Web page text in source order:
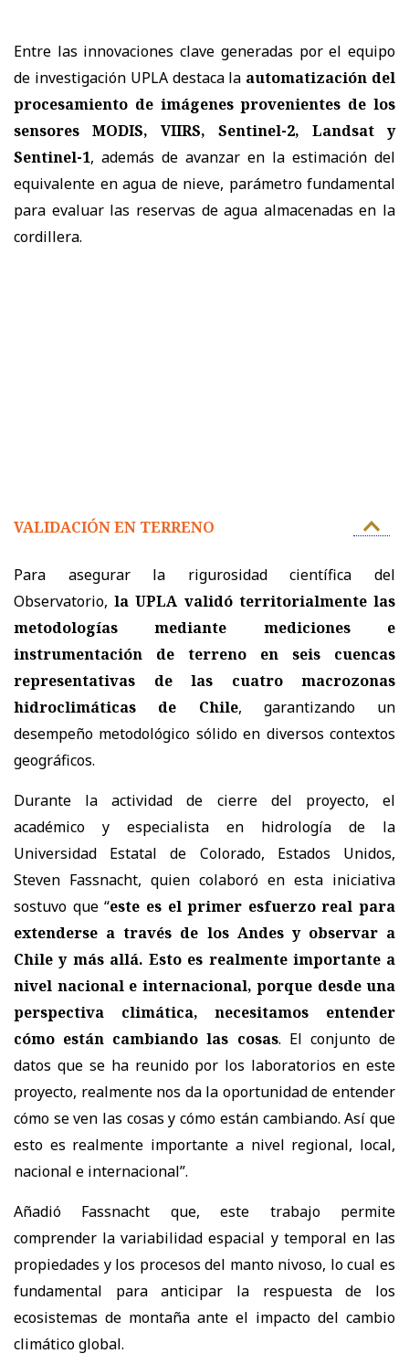
Entre las innovaciones clave generadas por el equipo
de investigación UPLA destaca la automatización del
procesamiento de imágenes provenientes de los
sensores MODIS, VIIRS, Sentinel-2, Landsat y
Sentinel-1, además de avanzar en la estimación del
equivalente en agua de nieve, parámetro fundamental
para evaluar las reservas de agua almacenadas en la
cordillera.
VALIDACIÓN EN TERRENO
Para asegurar la rigurosidad científica del
Observatorio, la UPLA validó territorialmente las
metodologías mediante mediciones e
instrumentación de terreno en seis cuencas
representativas de las cuatro macrozonas
hidroclimáticas de Chile, garantizando un
desempeño metodológico sólido en diversos contextos
geográficos.
Durante la actividad de cierre del proyecto, el
académico y especialista en hidrología de la
Universidad Estatal de Colorado, Estados Unidos,
Steven Fassnacht, quien colaboró en esta iniciativa
sostuvo que “este es el primer esfuerzo real para
extenderse a través de los Andes y observar a
Chile y más allá. Esto es realmente importante a
nivel nacional e internacional, porque desde una
perspectiva climática, necesitamos entender
cómo están cambiando las cosas. El conjunto de
datos que se ha reunido por los laboratorios en este
proyecto, realmente nos da la oportunidad de entender
cómo se ven las cosas y cómo están cambiando. Así que
esto es realmente importante a nivel regional, local,
nacional e internacional”.
Añadió Fassnacht que, este trabajo permite
comprender la variabilidad espacial y temporal en las
propiedades y los procesos del manto nivoso, lo cual es
fundamental para anticipar la respuesta de los
ecosistemas de montaña ante el impacto del cambio
climático global.